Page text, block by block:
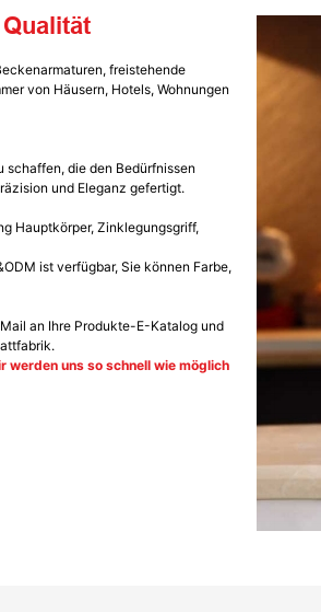
freistehende
von Häusern, Hotels, Wohnungen
die den Bedürfnissen
und Eleganz gefertigt.
Hauptkörper, Zinklegungsgriff,
ist verfügbar, Sie können Farbe,
an Ihre Produkte-E-Katalog und
werden uns so schnell wie möglich